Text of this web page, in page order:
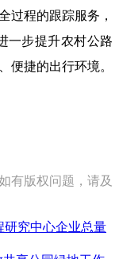
过程的跟踪服务，
一步提升农村公路
便捷的出行环境。
有版权问题，请及
研究中心企业总量